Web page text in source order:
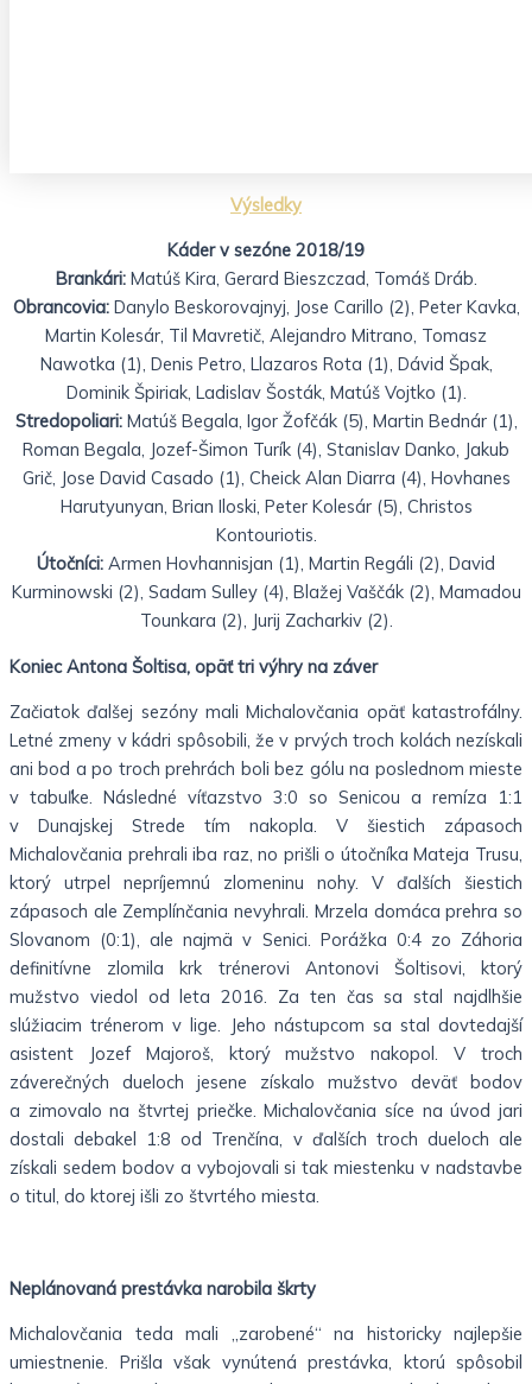
Výsledky
Káder v sezóne 2018/19
Brankári:Matúš Kira, Gerard Bieszczad, Tomáš Dráb.
Obrancovia:Danylo Beskorovajnyj, Jose Carillo (2), Peter Kavka,
Martin Kolesár, Til Mavretič, Alejandro Mitrano, Tomasz
Nawotka (1), Denis Petro, Llazaros Rota (1), Dávid Špak,
Dominik Špiriak, Ladislav Šosták, Matúš Vojtko (1).
Stredopoliari:Matúš Begala, Igor Žofčák (5), Martin Bednár (1),
Roman Begala, Jozef-Šimon Turík (4), Stanislav Danko, Jakub
Grič, Jose David Casado (1), Cheick Alan Diarra (4), Hovhanes
Harutyunyan, Brian Iloski, Peter Kolesár (5), Christos
Kontouriotis.
Útočníci: Armen Hovhannisjan (1), Martin Regáli (2), David
Kurminowski (2), Sadam Sulley (4), Blažej Vaščák (2), Mamadou
Tounkara (2), Jurij Zacharkiv (2).
Koniec Antona Šoltisa, opäť tri výhry na záver
Začiatok ďalšej sezóny mali Michalovčania opäť katastrofálny.
Letné zmeny v kádri spôsobili, že v prvých troch kolách nezískali
ani bod a po troch prehrách boli bez gólu na poslednom mieste
v tabuľke. Následné víťazstvo 3:0 so Senicou a remíza 1:1
v Dunajskej Strede tím nakopla. V šiestich zápasoch
Michalovčania prehrali iba raz, no prišli o útočníka Mateja Trusu,
ktorý utrpel nepríjemnú zlomeninu nohy. V ďalších šiestich
zápasoch ale Zemplínčania nevyhrali. Mrzela domáca prehra so
Slovanom (0:1), ale najmä v Senici. Porážka 0:4 zo Záhoria
definitívne zlomila krk trénerovi Antonovi Šoltisovi, ktorý
mužstvo viedol od leta 2016. Za ten čas sa stal najdlhšie
slúžiacim trénerom v lige. Jeho nástupcom sa stal dovtedajší
asistent Jozef Majoroš, ktorý mužstvo nakopol. V troch
záverečných dueloch jesene získalo mužstvo deväť bodov
a zimovalo na štvrtej priečke. Michalovčania síce na úvod jari
dostali debakel 1:8 od Trenčína, v ďalších troch dueloch ale
získali sedem bodov a vybojovali si tak miestenku v nadstavbe
o titul, do ktorej išli zo štvrtého miesta.
Neplánovaná prestávka narobila škrty
Michalovčania teda mali „zarobené“ na historicky najlepšie
umiestnenie. Prišla však vynútená prestávka, ktorú spôsobil